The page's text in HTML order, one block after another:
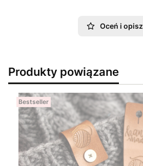
Oceń i opisz
Produkty powiązane
Bestseller